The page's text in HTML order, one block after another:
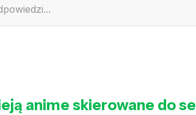
anime skierowane do